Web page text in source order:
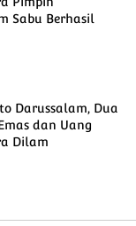
Sabu Berhasil
Darussalam, Dua
dan Uang
Dilam